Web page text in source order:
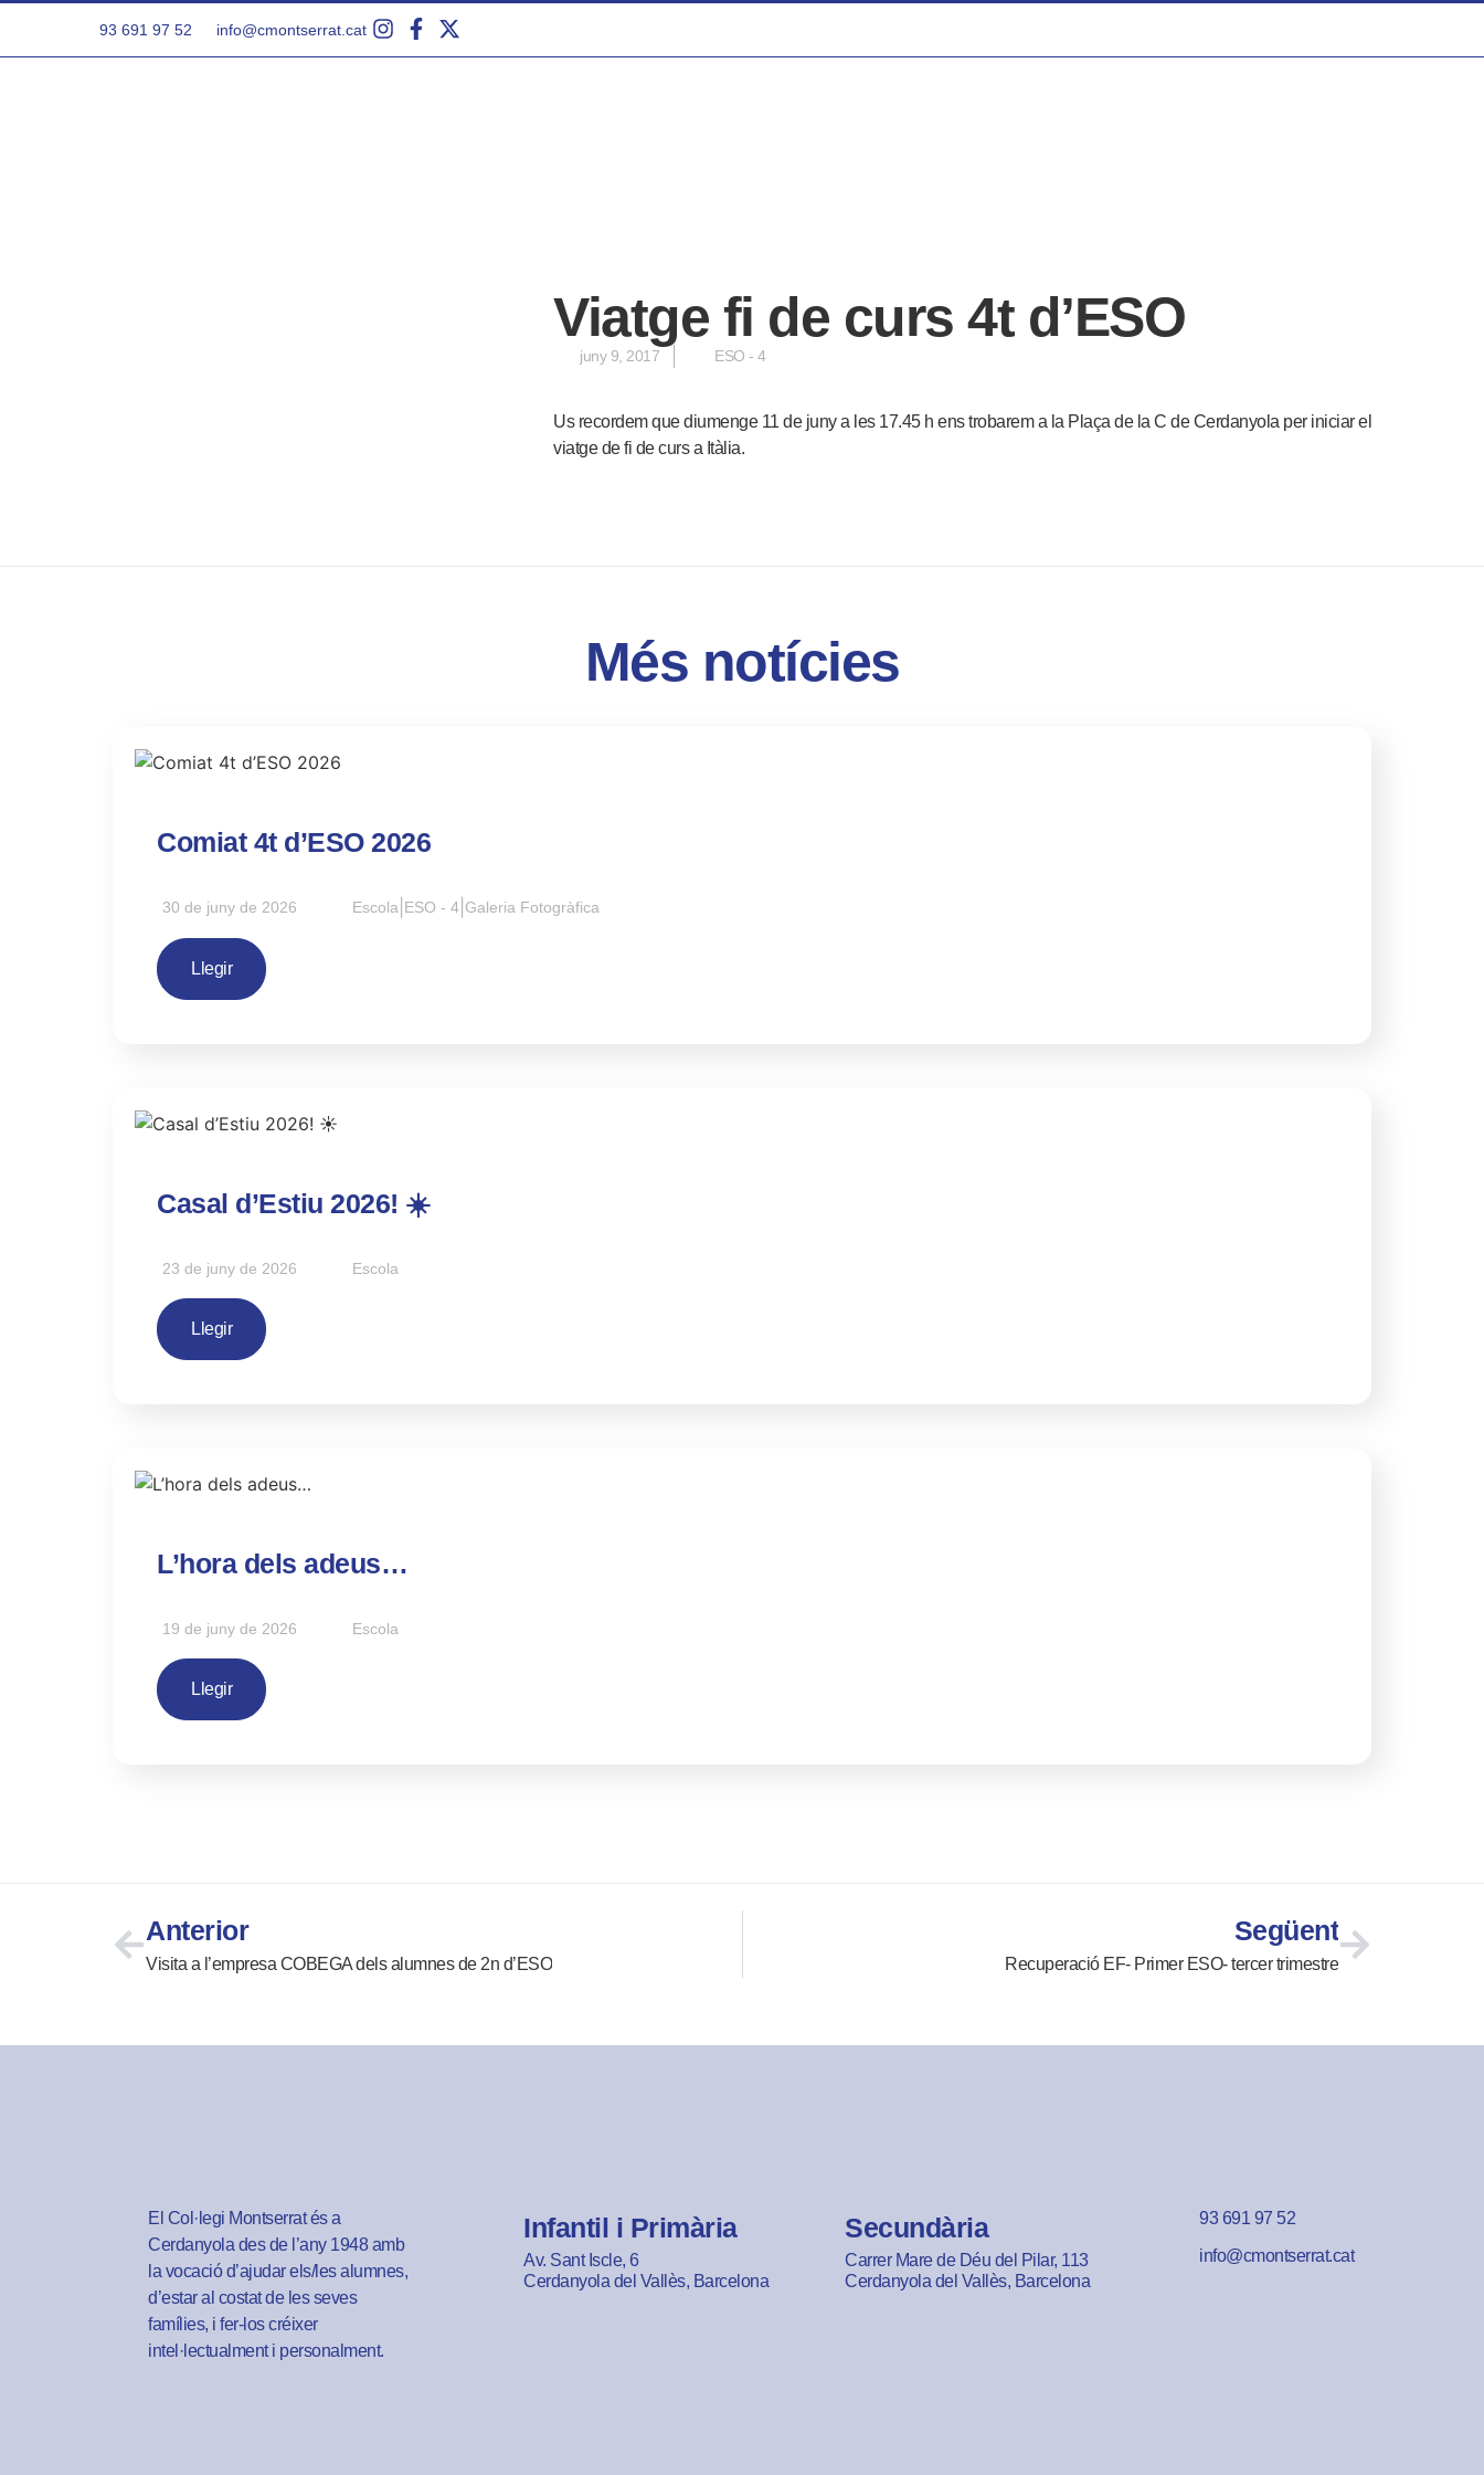
93 691 97 52 info@cmontserrat.cat
Viatge fi de curs 4t d’ESO
juny 9, 2017 ESO - 4
Us recordem que diumenge 11 de juny a les 17.45 h ens trobarem a la Plaça de la C de Cerdanyola per iniciar el
viatge de fi de curs a Itàlia.
Més notícies
Comiat 4t d’ESO 2026
30 de juny de 2026 Escola ESO - 4 Galeria Fotogràfica
Llegir
Casal d’Estiu 2026! ☀️
23 de juny de 2026 Escola
Llegir
L’hora dels adeus…
19 de juny de 2026 Escola
Llegir
Anterior
Visita a l’empresa COBEGA dels alumnes de 2n d’ESO
Següent
Recuperació EF- Primer ESO- tercer trimestre
El Col·legi Montserrat és a
Cerdanyola des de l’any 1948 amb
la vocació d’ajudar els/les alumnes,
d’estar al costat de les seves
famílies, i fer-los créixer
intel·lectualment i personalment.
Infantil i Primària
Av. Sant Iscle, 6
Cerdanyola del Vallès, Barcelona
Secundària
Carrer Mare de Déu del Pilar, 113
Cerdanyola del Vallès, Barcelona
93 691 97 52
info@cmontserrat.cat